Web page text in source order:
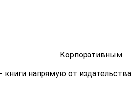
Корпоративным
- книги напрямую от издательства